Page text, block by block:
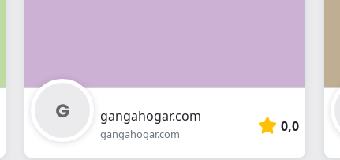
gangahogar.com
gangahogar.com 0,0